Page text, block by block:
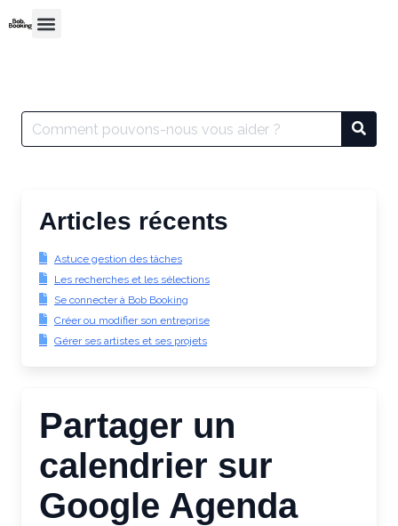
Articles récents
Astuce gestion des tâches
Les recherches et les sélections
Se connecter à Bob Booking
Créer ou modifier son entreprise
Gérer ses artistes et ses projets
Partager un
calendrier sur
Google Agenda